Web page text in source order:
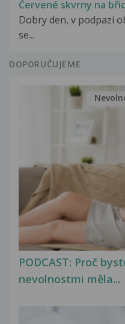
Červené skvrny na
Dobry den, v podpazi
se...
DOPORUČUJEME
PODCAST: Proč
nevolnostmi měla...